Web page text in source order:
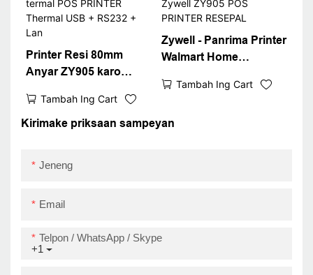
ticket USB + lan
Printer Resi 80mm
Anyar ZY905 karo
nutupi Modul Printer
termal POS PRINTER
Tambah Ing Cart
Zywell - Panrima Printer
Walmart Home
Zywell ZY905 POS
Tambah Ing Cart
Kirimake priksaan sampeyan
Jeneng
Email
+1
Telpon / WhatsApp / Skype